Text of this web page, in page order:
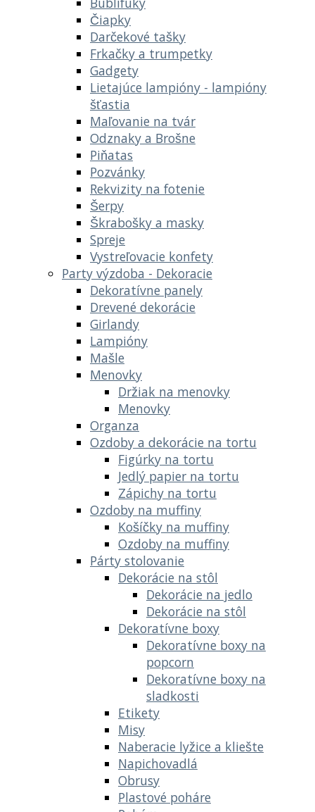
Čiapky
Darčekové tašky
Frkačky a trumpetky
Gadgety
Lietajúce lampióny - lampióny
šťastia
Maľovanie na tvár
Odznaky a Brošne
Piňatas
Pozvánky
Rekvizity na fotenie
Šerpy
Škrabošky a masky
Spreje
Vystreľovacie konfety
Party výzdoba - Dekoracie
Dekoratívne panely
Drevené dekorácie
Girlandy
Lampióny
Mašle
Menovky
Držiak na menovky
Menovky
Organza
Ozdoby a dekorácie na tortu
Figúrky na tortu
Jedlý papier na tortu
Zápichy na tortu
Ozdoby na muffiny
Košíčky na muffiny
Ozdoby na muffiny
Párty stolovanie
Dekorácie na stôl
Dekorácie na jedlo
Dekorácie na stôl
Dekoratívne boxy
Dekoratívne boxy na
popcorn
Dekoratívne boxy na
sladkosti
Etikety
Misy
Naberacie lyžice a kliešte
Napichovadlá
Obrusy
Plastové poháre